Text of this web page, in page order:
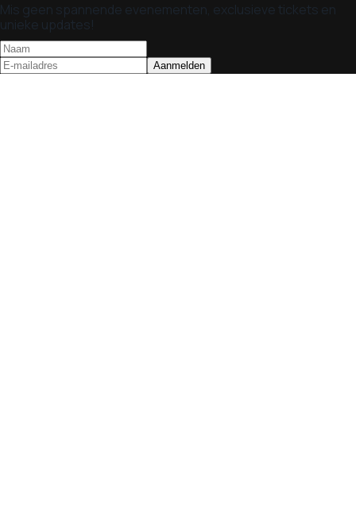
Mis geen spannende evenementen, exclusieve tickets en
unieke updates!